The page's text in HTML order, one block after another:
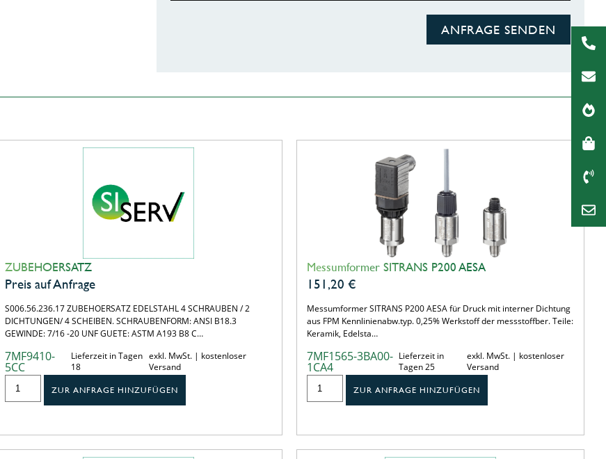
ANFRAGE SENDEN
ZUBEHOERSATZ
Preis auf Anfrage
S006.56.236.17 ZUBEHOERSATZ EDELSTAHL 4 SCHRAUBEN / 2
DICHTUNGEN/ 4 SCHEIBEN. SCHRAUBENFORM: ANSI B18.3
GEWINDE: 7/16 -20 UNF GUETE: ASTM A193 B8 C…
7MF9410-
5CC
Lieferzeit in Tagen
18
exkl. MwSt. | kostenloser
Versand
ZUR ANFRAGE HINZUFÜGEN
Messumformer SITRANS P200 AESA
151,20 €
Messumformer SITRANS P200 AESA für Druck mit interner Dichtung
aus FPM Kennlinienabw.typ. 0,25% Werkstoff der messstoffber. Teile:
Keramik, Edelsta…
7MF1565-3BA00-
1CA4
Lieferzeit in
Tagen 25
exkl. MwSt. | kostenloser
Versand
ZUR ANFRAGE HINZUFÜGEN